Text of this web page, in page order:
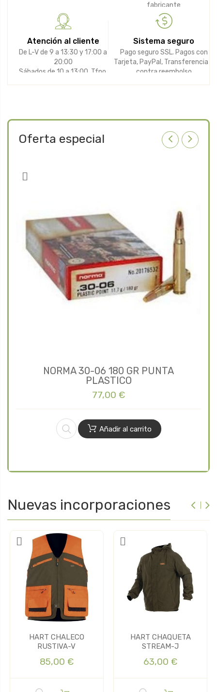
fabricante
Atención al cliente
De L-V de 9 a 13:30 y 17:00 a
20:00
Sábados de 10 a 13:00. Tfno.
Sistema seguro
Pago seguro SSL. Pagos con
Tarjeta, PayPal, Transferencia o
contra reembolso
Oferta especial
NORMA 30-06 180 GR PUNTA
PLASTICO
77,00 €
Añadir al carrito
Nuevas incorporaciones
HART CHALECO
RUSTIVA-V
85,00 €
HART CHAQUETA
STREAM-J
63,00 €